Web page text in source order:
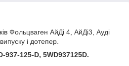
Фольцваген АйДі 4, АйДі3, Ауді
і дотепер.
937-125-D, 5WD937125D.